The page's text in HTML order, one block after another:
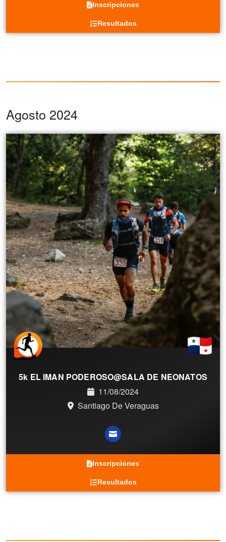
Inscripciones
Resultados
Agosto 2024
5k EL IMAN PODEROSO@SALA DE NEONATOS
11/08/2024
Santiago De Veraguas
Inscripciones
Resultados